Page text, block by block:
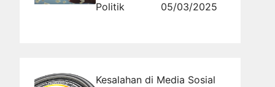
Politik
05/03/2025
Kesalahan di Media Sosial